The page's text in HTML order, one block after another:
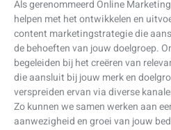
Als gerenommeerd Online
helpen met het ontwikkelen en
content marketingstrategie die
de behoeften van jouw doelgroep.
begeleiden bij het creëren van
die aansluit bij jouw merk en
verspreiden ervan via diverse
Zo kunnen we samen werken aan
aanwezigheid en groei van jouw